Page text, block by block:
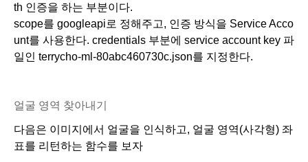
th 인증을 하는 부분이다.
scope를 googleapi로 정해주고, 인증 방식을 Service Acco
unt를 사용한다. credentials 부분에 service account key 파
일인 terrycho-ml-80abc460730c.json를 지정한다.
얼굴 영역 찾아내기
다음은 이미지에서 얼굴을 인식하고, 얼굴 영역(사각형) 좌
표를 리턴하는 함수를 보자